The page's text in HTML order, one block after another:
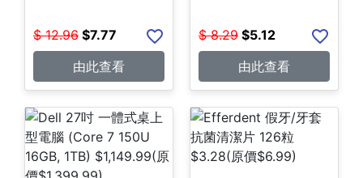
$ 12.96 $7.77
由此查看
$ 8.29 $5.12
由此查看